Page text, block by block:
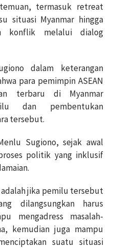
termasuk retreat
situasi Myanmar hingga
konflik melalui dialog
dalam keterangan
para pemimpin ASEAN
terbaru di Myanmar
dan pembentukan
tersebut.
Sugiono, sejak awal
politik yang inklusif
adalah jika pemilu tersebut
dilangsungkan harus
mengadress masalah-
kemudian juga mampu
suatu situasi